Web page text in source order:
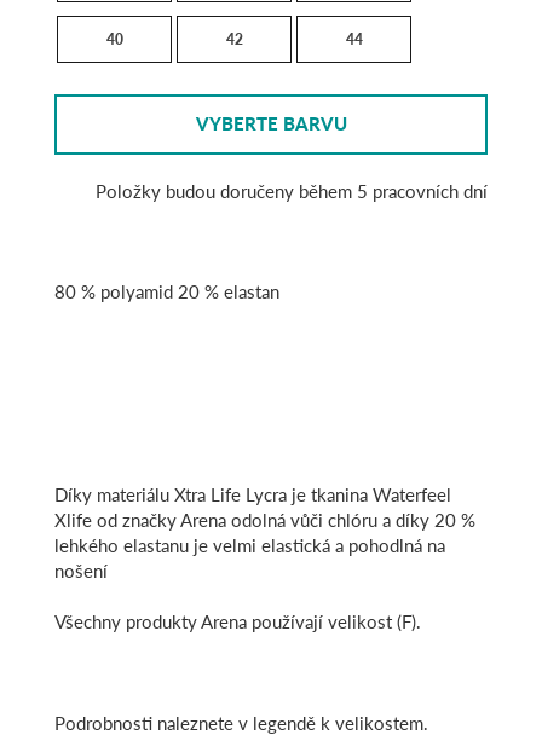
40 42 44
VYBERTE BARVU
Položky budou doručeny během 5 pracovních dní
80 % polyamid 20 % elastan
Díky materiálu Xtra Life Lycra je tkanina Waterfeel
Xlife od značky Arena odolná vůči chlóru a díky 20 %
lehkého elastanu je velmi elastická a pohodlná na
nošení
Všechny produkty Arena používají velikost (F).
Podrobnosti naleznete v legendě k velikostem.